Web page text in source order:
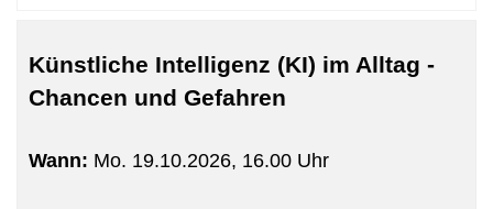
Künstliche Intelligenz (KI) im Alltag -
Chancen und Gefahren
Wann: Mo. 19.10.2026, 16.00 Uhr